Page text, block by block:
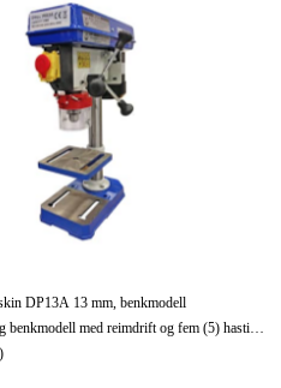
DP13A 13 mm, benkmodell
Kompakt og smidig benkmodell med reimdrift og fem (5) hastigheter. Ideell for mindre arbeider.